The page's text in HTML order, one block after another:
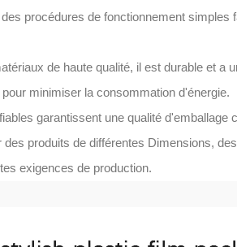
procédures de fonctionnement simples
de haute qualité, il est durable et a
minimiser la consommation d'énergie.
garantissent une qualité d'emballage
produits de différentes Dimensions,
exigences de production.